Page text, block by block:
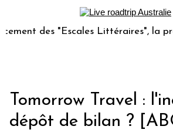
"Escales Littéraires", la première
Tomorrow Travel :
dépôt de bilan ?